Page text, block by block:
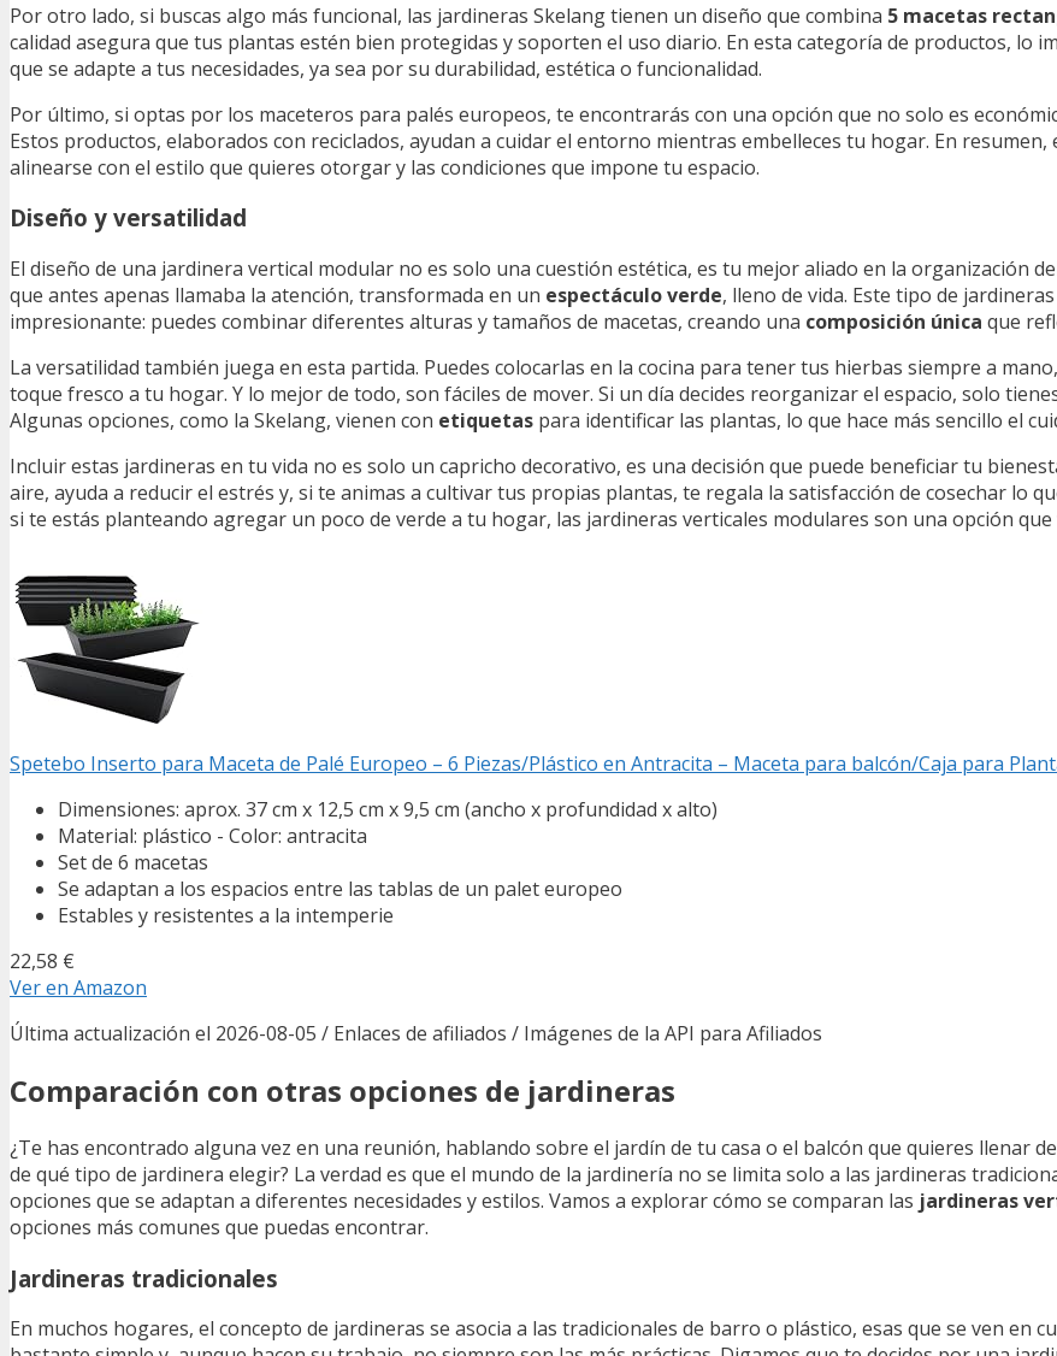
Por otro lado, si buscas algo más funcional, las jardineras Skelang tienen un diseño que combina 5 macetas
calidad asegura que tus plantas estén bien protegidas y soporten el uso diario. En esta categoría de productos, lo
que se adapte a tus necesidades, ya sea por su durabilidad, estética o funcionalidad.
Por último, si optas por los maceteros para palés europeos, te encontrarás con una opción que no solo es
Estos productos, elaborados con reciclados, ayudan a cuidar el entorno mientras embelleces tu hogar. En resumen,
alinearse con el estilo que quieres otorgar y las condiciones que impone tu espacio.
Diseño y versatilidad
El diseño de una jardinera vertical modular no es solo una cuestión estética, es tu mejor aliado en la organización
que antes apenas llamaba la atención, transformada en un espectáculo verde, lleno de vida. Este tipo de
impresionante: puedes combinar diferentes alturas y tamaños de macetas, creando una composición única que
La versatilidad también juega en esta partida. Puedes colocarlas en la cocina para tener tus hierbas siempre a
toque fresco a tu hogar. Y lo mejor de todo, son fáciles de mover. Si un día decides reorganizar el espacio, solo
Algunas opciones, como la Skelang, vienen con etiquetas para identificar las plantas, lo que hace más sencillo el
Incluir estas jardineras en tu vida no es solo un capricho decorativo, es una decisión que puede beneficiar tu
aire, ayuda a reducir el estrés y, si te animas a cultivar tus propias plantas, te regala la satisfacción de cosechar lo
si te estás planteando agregar un poco de verde a tu hogar, las jardineras verticales modulares son una opción que
Spetebo Inserto para Maceta de Palé Europeo – 6 Piezas/Plástico en Antracita – Maceta para balcón/Caja para
Dimensiones: aprox. 37 cm x 12,5 cm x 9,5 cm (ancho x profundidad x alto)
Material: plástico - Color: antracita
Set de 6 macetas
Se adaptan a los espacios entre las tablas de un palet europeo
Estables y resistentes a la intemperie
22,58 €
Ver en Amazon
Última actualización el 2026-08-05 / Enlaces de afiliados / Imágenes de la API para Afiliados
Comparación con otras opciones de jardineras
¿Te has encontrado alguna vez en una reunión, hablando sobre el jardín de tu casa o el balcón que quieres llenar
de qué tipo de jardinera elegir? La verdad es que el mundo de la jardinería no se limita solo a las jardineras
opciones que se adaptan a diferentes necesidades y estilos. Vamos a explorar cómo se comparan las jardineras
opciones más comunes que puedas encontrar.
Jardineras tradicionales
En muchos hogares, el concepto de jardineras se asocia a las tradicionales de barro o plástico, esas que se ven en